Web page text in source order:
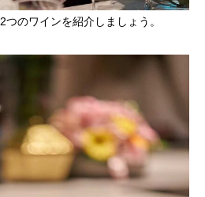
のワインを紹介しましょう。